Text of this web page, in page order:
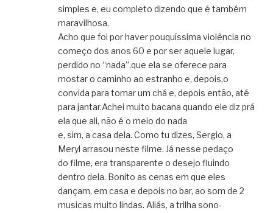
simples e, eu completo dizendo que é também
maravilhosa.
Acho que foi por haver pouquíssima violência no
começo dos anos 60 e por ser aquele lugar,
perdido no “nada”,que ela se oferece para
mostar o caminho ao estranho e, depois,o
convida para tomar um chá e, depois então, até
para jantar.Achei muito bacana quando ele diz prá
ela que ali, não é o meio do nada
e, sim, a casa dela. Como tu dizes, Sergio, a
Meryl arrasou neste filme. Já nesse pedaço
do filme, era transparente o desejo fluindo
dentro dela. Bonito as cenas em que eles
dançam, em casa e depois no bar, ao som de 2
musicas muito lindas. Aliás, a trilha sono-